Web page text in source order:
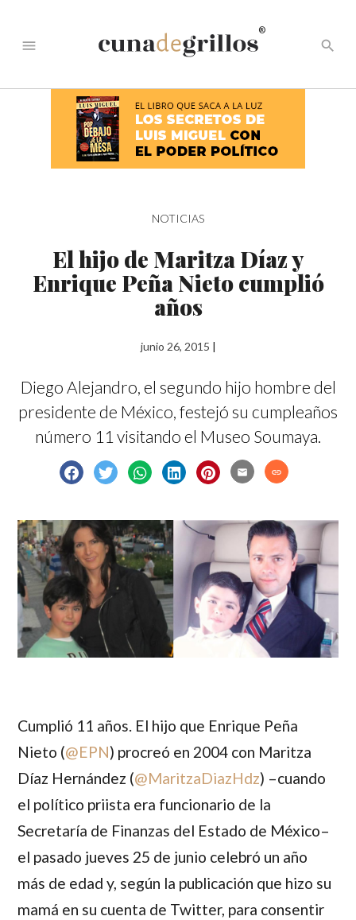
menu
®
search
NOTICIAS
El hijo de Maritza Díaz y
Enrique Peña Nieto cumplió
años
junio 26, 2015 |
Diego Alejandro, el segundo hijo hombre del
presidente de México, festejó su cumpleaños
número 11 visitando el Museo Soumaya.
email link
Cumplió 11 años. El hijo que Enrique Peña
Nieto (@EPN) procreó en 2004 con Maritza
Díaz Hernández (@MaritzaDiazHdz) –cuando
el político priista era funcionario de la
Secretaría de Finanzas del Estado de México–
el pasado jueves 25 de junio celebró un año
más de edad y, según la publicación que hizo su
mamá en su cuenta de Twitter, para consentir